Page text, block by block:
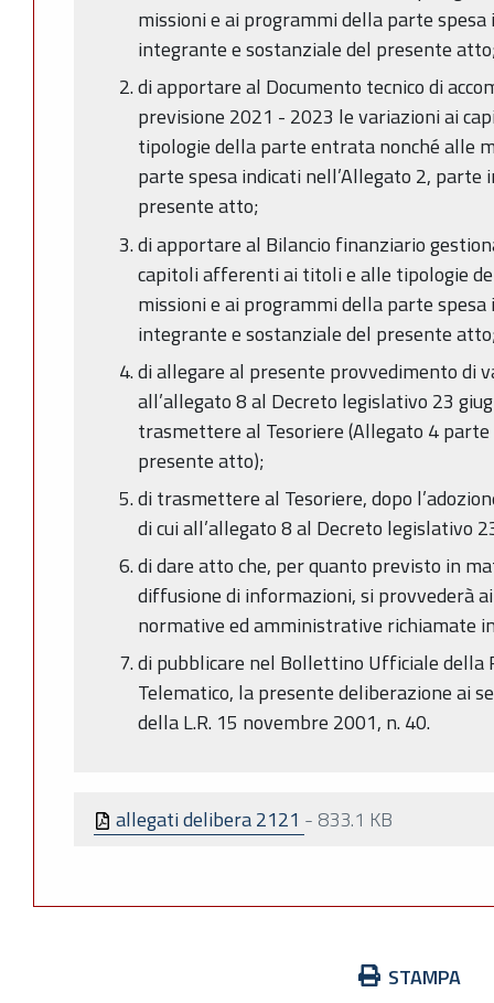
missioni e ai programmi della parte
integrante e sostanziale del presente
di apportare al Documento tecnico di
previsione 2021 - 2023 le variazioni ai
tipologie della parte entrata nonché alle
parte spesa indicati nell’Allegato 2,
presente atto;
di apportare al Bilancio finanziario
capitoli afferenti ai titoli e alle tipologie
missioni e ai programmi della parte
integrante e sostanziale del presente
di allegare al presente provvedimento di
all’allegato 8 al Decreto legislativo 23
trasmettere al Tesoriere (Allegato 4
presente atto);
di trasmettere al Tesoriere, dopo
di cui all’allegato 8 al Decreto legislativo
di dare atto che, per quanto previsto in
diffusione di informazioni, si provvederà
normative ed amministrative richiamate
di pubblicare nel Bollettino Ufficiale della
Telematico, la presente deliberazione ai
della L.R. 15 novembre 2001, n. 40.
allegati delibera 2121 - 833.1 KB
STAMPA